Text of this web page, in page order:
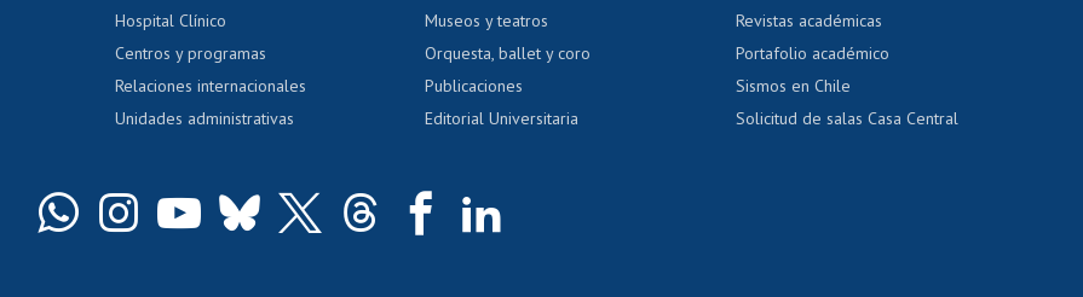
Acoso laboral, sexual y violencia
Hospital Clínico
Centros y programas
Relaciones internacionales
Unidades administrativas
Museos y teatros
Orquesta, ballet y coro
Publicaciones
Editorial Universitaria
Revistas académicas
Portafolio académico
Sismos en Chile
Solicitud de salas Casa Central